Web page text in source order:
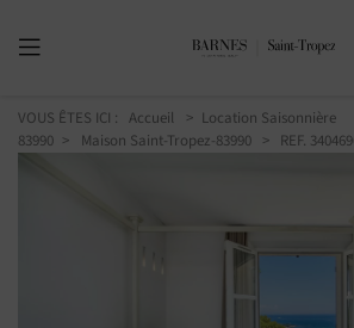
VOUS ÊTES ICI : Accueil Location Saisonnière
83990
Maison Saint-Tropez-83990 > REF.